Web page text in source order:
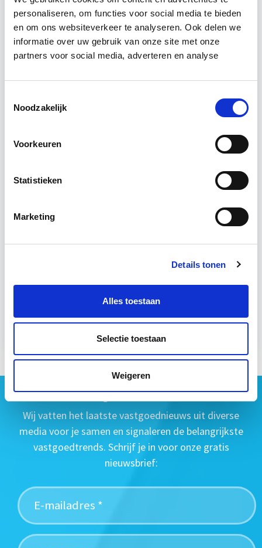
personaliseren, om functies voor social media te bieden
en om ons websiteverkeer te analyseren. Ook delen we
informatie over uw gebruik van onze site met onze
partners voor social media, adverteren en analyse
Noodzakelijk
Voorkeuren
Statistieken
Marketing
Details tonen
Alles toestaan
Selectie toestaan
Weigeren
Verduurzaming Vastgoed en
DMJOP
integraal te benaderen, maatregelen te
meerjarenonderhoudsplan (DMJOP). Hierbij
6 uur per week
Meer informatie
Geen vastgoednieuws missen?
Wij vatten het laatste vastgoednieuws uit diverse
media voor je samen en signaleren de belangrijkste
vastgoedtrends. Schrijf je in voor onze gratis
nieuwsbrief: